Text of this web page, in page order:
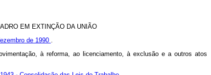
EM EXTINÇÃO DA UNIÃO
de 1990 .
à reforma, ao licenciamento, à exclusão e a outros atos